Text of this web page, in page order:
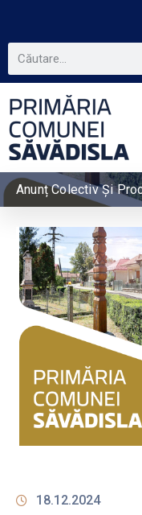
Anunț Colectiv Şi
18.12.2024